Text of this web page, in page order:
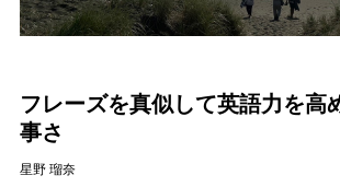
フレーズを真似して英語力を高
事さ
星野 瑠奈